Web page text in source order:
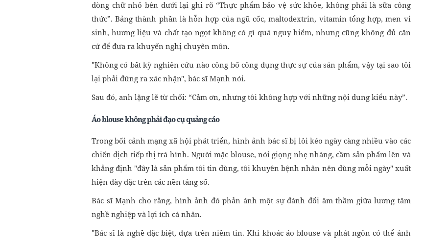
dòng chữ nhỏ bên dưới lại ghi rõ “Thực phẩm bảo vệ sức khỏe, không phải là sữa công
thức”. Bảng thành phần là hỗn hợp của ngũ cốc, maltodextrin, vitamin tổng hợp, men vi
sinh, hương liệu và chất tạo ngọt không có gì quá nguy hiểm, nhưng cũng không đủ căn
cứ để đưa ra khuyến nghị chuyên môn.
"Không có bất kỳ nghiên cứu nào công bố công dụng thực sự của sản phẩm, vậy tại sao tôi
lại phải đứng ra xác nhận", bác sĩ Mạnh nói.
Sau đó, anh lặng lẽ từ chối: “Cảm ơn, nhưng tôi không hợp với những nội dung kiểu này”.
Áo blouse không phải đạo cụ quảng cáo
Trong bối cảnh mạng xã hội phát triển, hình ảnh bác sĩ bị lôi kéo ngày càng nhiều vào các
chiến dịch tiếp thị trá hình. Người mặc blouse, nói giọng nhẹ nhàng, cầm sản phẩm lên và
khẳng định "đây là sản phẩm tôi tin dùng, tôi khuyên bệnh nhân nên dùng mỗi ngày" xuất
hiện dày đặc trên các nền tảng số.
Bác sĩ Mạnh cho rằng, hình ảnh đó phản ánh một sự đánh đổi âm thầm giữa lương tâm
nghề nghiệp và lợi ích cá nhân.
"Bác sĩ là nghề đặc biệt, dựa trên niềm tin. Khi khoác áo blouse và phát ngôn có thể ảnh